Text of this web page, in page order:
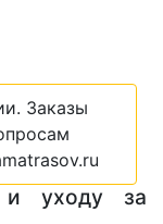
Заказы
и уходу за